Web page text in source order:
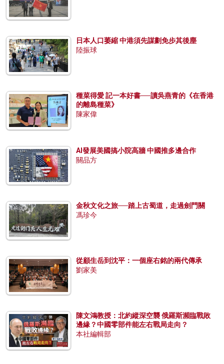
日本人口萎縮 中港須先謀劃免步其後塵
陸振球
種菜得愛 記一本好書──讀吳燕青的《在香港
的離島種菜》
陳家偉
AI發展美國搞小院高牆 中國推多邊合作
關品方
金秋文化之旅──踏上古蜀道，走過劍門關
馮珍今
從顧生岳到沈平：一個座右銘的兩代傳承
劉家美
陳文鴻教授：北約縱深空襲 俄羅斯瀕臨戰敗
邊緣？中國零部件能左右戰局走向？
本社編輯部